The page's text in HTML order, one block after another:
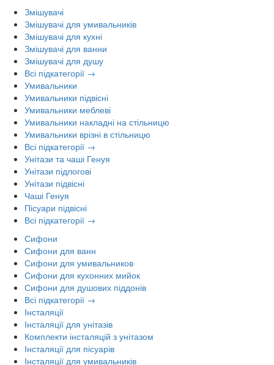
Змішувачі
Змішувачі для умивальників
Змішувачі для кухні
Змішувачі для ванни
Змішувачі для душу
Всі підкатегорії →
Умивальники
Умивальники підвісні
Умивальники меблеві
Умивальники накладні на стільницю
Умивальники врізні в стільницю
Всі підкатегорії →
Унітази та чаші Генуя
Унітази підлогові
Унітази підвісні
Чаші Генуя
Пісуари підвісні
Всі підкатегорії →
Сифони
Сифони для ванн
Сифони для умивальников
Сифони для кухонних мийок
Сифони для душових піддонів
Всі підкатегорії →
Інсталяції
Інсталяції для унітазів
Комплекти інсталяцій з унітазом
Інсталяції для пісуарів
Інсталяції для умивальників